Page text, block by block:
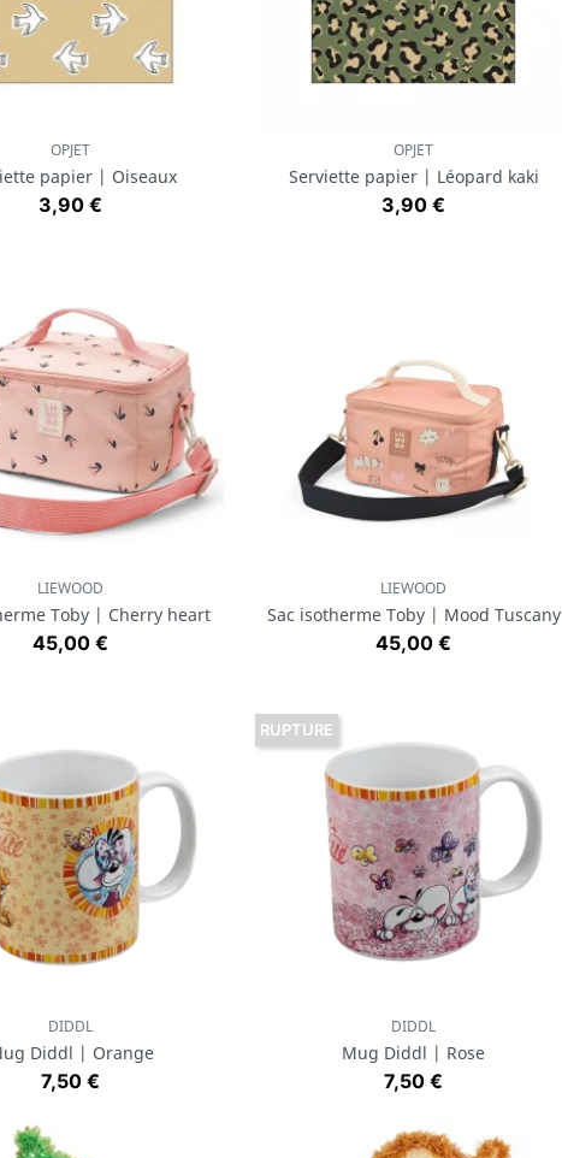
Aperçu rapide
OPJET
papier | Oiseaux
Prix
3,90 €
Aperçu rapide
OPJET
Serviette papier | Léopard kaki
Prix
3,90 €
Aperçu rapide
LIEWOOD
Toby | Cherry heart
Prix
45,00 €
Aperçu rapide
LIEWOOD
Sac isotherme Toby | Mood Tuscany
Prix
45,00 €
Aperçu rapide
DIDDL
Diddl | Orange
Prix
7,50 €
Aperçu rapide
DIDDL
Mug Diddl | Rose
Prix
7,50 €
RUPTURE